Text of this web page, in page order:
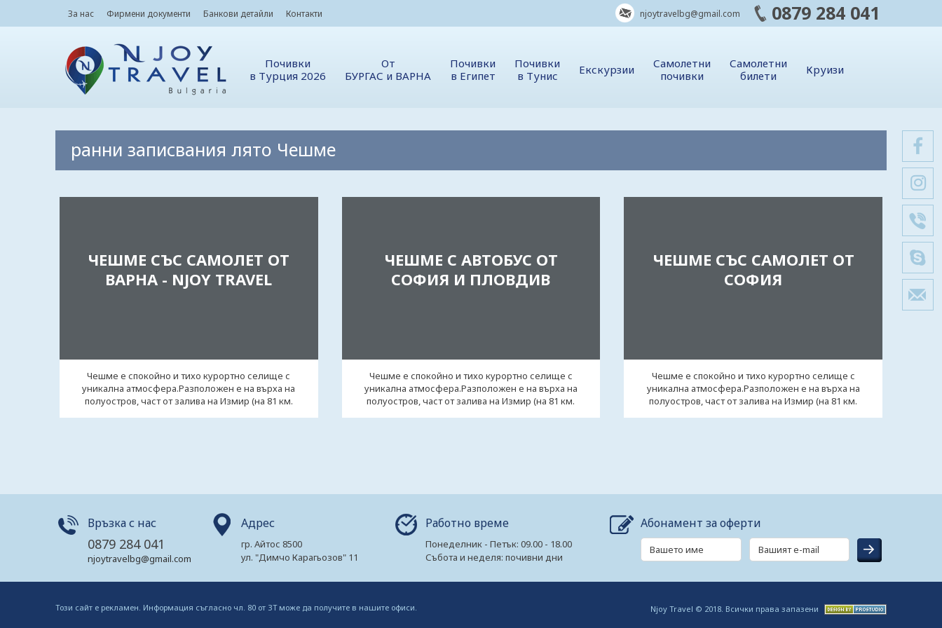
За нас Фирмени документи Банкови детайли Контакти 0879 284 041
njoytravelbg@gmail.com
Почивки
в Турция 2026
От
БУРГАС и ВАРНА
Почивки
в Египет
Почивки
в Тунис
Екскурзии
Самолетни
почивки
Самолетни
билети
Круизи
ранни записвания лято Чешме
ЧЕШМЕ СЪС САМОЛЕТ ОТ
ВАРНА - NJOY TRAVEL
Чешме е спокойно и тихо курортно селище с
уникална атмосфера.Разположен е на върха на
полуостров, част от залива на Измир (на 81 км.
ЧЕШМЕ С АВТОБУС ОТ
СОФИЯ И ПЛОВДИВ
Чешме е спокойно и тихо курортно селище с
уникална атмосфера.Разположен е на върха на
полуостров, част от залива на Измир (на 81 км.
ЧЕШМЕ СЪС САМОЛЕТ ОТ
СОФИЯ
Чешме е спокойно и тихо курортно селище с
уникална атмосфера.Разположен е на върха на
полуостров, част от залива на Измир (на 81 км.
Връзка с нас
0879 284 041
njoytravelbg@gmail.com
Адрес
гр. Айтос 8500
ул. "Димчо Карагьозов" 11
Работно време
Понеделник - Петък: 09.00 - 18.00
Събота и неделя: почивни дни
Абонамент за оферти
Този сайт е рекламен. Информация съгласно чл. 80 от ЗТ може да получите в нашите офиси. Njoy Travel © 2018. Всички права запазени